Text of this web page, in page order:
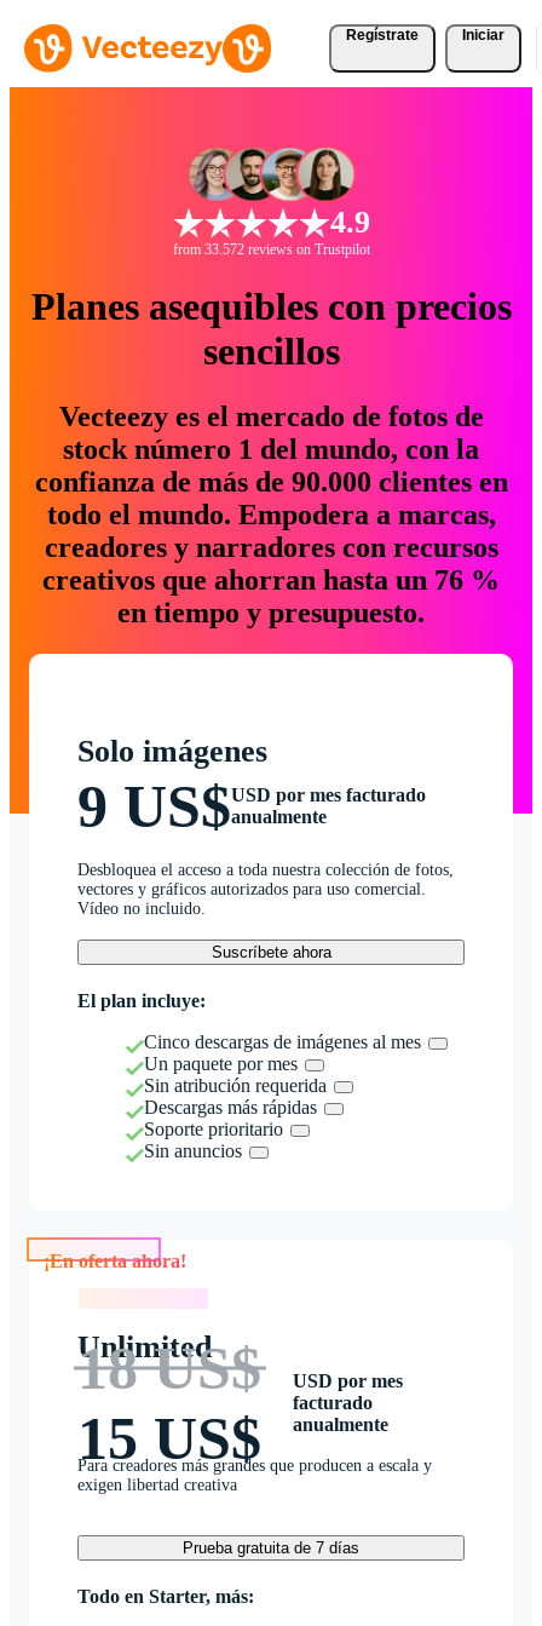
Regístrate Iniciar
4.9
from 33.572 reviews on Trustpilot
Planes asequibles con precios
sencillos
Vecteezy es el mercado de fotos de
stock número 1 del mundo, con la
confianza de más de 90.000 clientes en
todo el mundo. Empodera a marcas,
creadores y narradores con recursos
creativos que ahorran hasta un 76 %
en tiempo y presupuesto.
Solo imágenes
9 US$USD por mes facturado
anualmente
Desbloquea el acceso a toda nuestra colección de fotos,
vectores y gráficos autorizados para uso comercial.
Vídeo no incluido.
Suscríbete ahora
El plan incluye:
Cinco descargas de imágenes al mes
Un paquete por mes
Sin atribución requerida
Descargas más rápidas
Soporte prioritario
Sin anuncios
Unlimited
18 US$
15 US$
USD por mes
facturado
anualmente
Para creadores más grandes que producen a escala y
exigen libertad creativa
Prueba gratuita de 7 días
Todo en Starter, más: